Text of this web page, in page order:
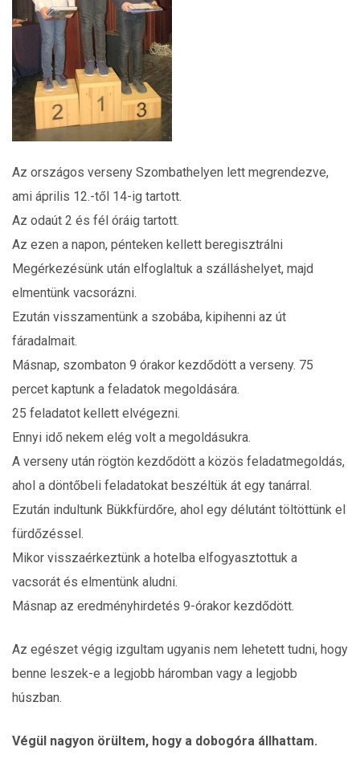
Az országos verseny Szombathelyen lett megrendezve,
ami április 12.-től 14-ig tartott.
Az odaút 2 és fél óráig tartott.
Az ezen a napon, pénteken kellett beregisztrálni
Megérkezésünk után elfoglaltuk a szálláshelyet, majd
elmentünk vacsorázni.
Ezután visszamentünk a szobába, kipihenni az út
fáradalmait.
Másnap, szombaton 9 órakor kezdődött a verseny. 75
percet kaptunk a feladatok megoldására.
25 feladatot kellett elvégezni.
Ennyi idő nekem elég volt a megoldásukra.
A verseny után rögtön kezdődött a közös feladatmegoldás,
ahol a döntőbeli feladatokat beszéltük át egy tanárral.
Ezután indultunk Bükkfürdőre, ahol egy délutánt töltöttünk el
fürdőzéssel.
Mikor visszaérkeztünk a hotelba elfogyasztottuk a
vacsorát és elmentünk aludni.
Másnap az eredményhirdetés 9-órakor kezdődött.
Az egészet végig izgultam ugyanis nem lehetett tudni, hogy
benne leszek-e a legjobb háromban vagy a legjobb
húszban.
Végül nagyon örültem, hogy a dobogóra állhattam.